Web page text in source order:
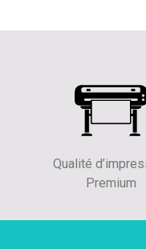
Qualité
Premium